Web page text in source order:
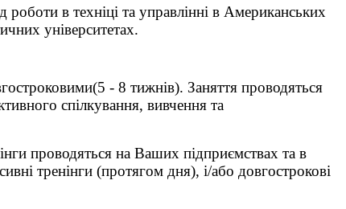
в техніці та управлінні в Американських
університетах.
- 8 тижнів). Заняття проводяться
спілкування, вивчення та
проводяться на Ваших підприємствах та в
тренінги (протягом дня), і/або довгострокові